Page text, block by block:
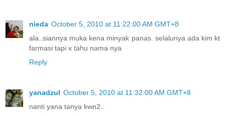
nieda October 5, 2010 at 11:22:00 AM GMT+8
ala..siannya muka kena minyak panas. selalunya ada kim kt
farmasi tapi x tahu nama nya
Reply
yanadzul October 5, 2010 at 11:32:00 AM GMT+8
nanti yana tanya kwn2..